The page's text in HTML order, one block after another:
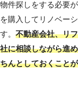
件探しをする必要が
購入してリノベーシ
。 不動産会社、リフ
に相談しながら進め
んとしておくことが